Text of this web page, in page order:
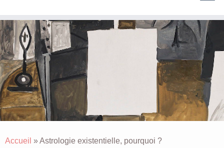
Skip
to
content
Accueil »Astrologie existentielle, pourquoi ?